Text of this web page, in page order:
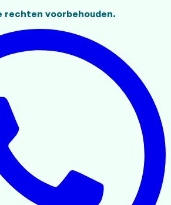
rechten voorbehouden.